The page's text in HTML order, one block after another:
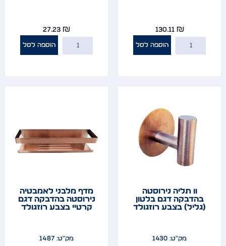
130.11₪
הוספה לסל
27.23₪
הוספה לסל
וו תליה נירוסטה
בהדבקה דגם בלטון
(גליל) בצבע רוזגולד
מק"ט: 1430
מדף מלבני לאמבטיה
נירוסטה בהדבקה דגם
קרטיי בצבע רוזגולד
מק"ט: 1487